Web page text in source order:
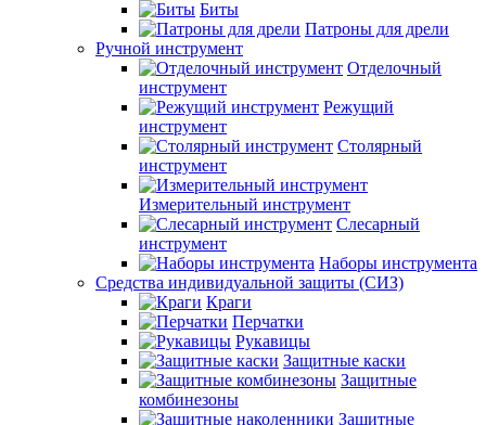
Биты
Патроны для дрели
Ручной инструмент
Отделочный
инструмент
Режущий
инструмент
Столярный
инструмент
Измерительный инструмент
Слесарный
инструмент
Наборы инструмента
Средства индивидуальной защиты (СИЗ)
Краги
Перчатки
Рукавицы
Защитные каски
Защитные
комбинезоны
Защитные